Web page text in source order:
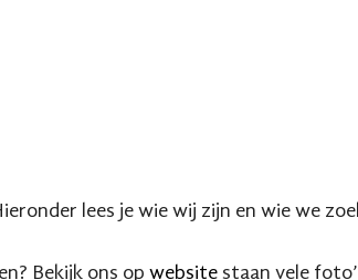
lees je wie wij zijn en wie we
Bekijk ons opwebsite staan vele